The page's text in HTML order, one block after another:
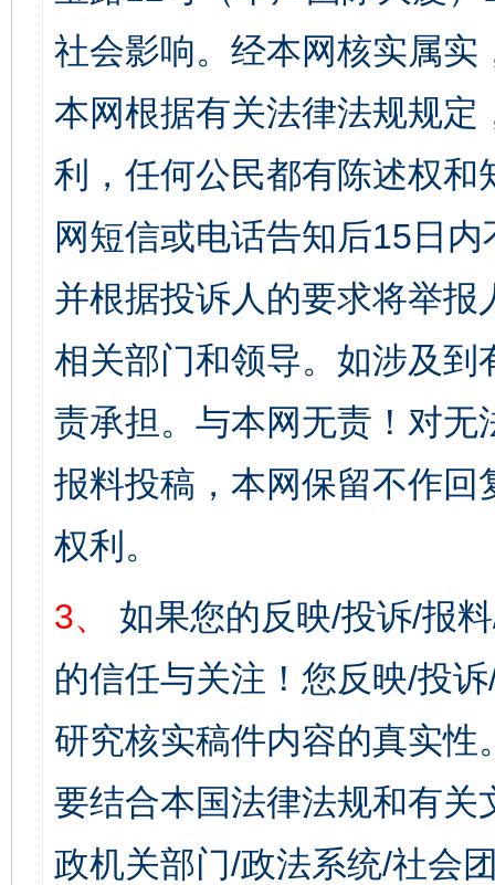
社会影响。经本网核实属
本网根据有关法律法规规
利，任何公民都有陈述权
网短信或电话告知后15日
并根据投诉人的要求将举
相关部门和领导。如涉及
责承担。与本网无责！对
报料投稿，本网保留不作
权利。
3、
如果您的反映/投诉/报
的信任与关注！您反映/投
研究核实稿件内容的真实
要结合本国法律法规和有关
政机关部门/政法系统/社会